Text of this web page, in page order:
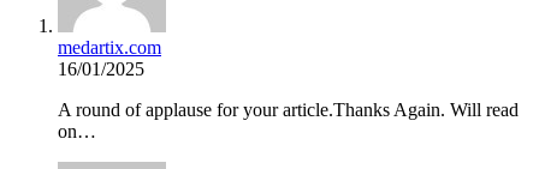
medartix.com
16/01/2025
A round of applause for your article.Thanks Again. Will read
on…